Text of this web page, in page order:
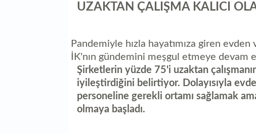
UZAKTAN ÇALIŞMA KALICI
Pandemiyle hızla hayatımıza giren
İK'nın gündemini meşgul etmeye devam
Şirketlerin yüzde 75'i uzaktan
iyileştirdiğini belirtiyor. Dolayısıyla
personeline gerekli ortamı sağlamak
olmaya başladı.